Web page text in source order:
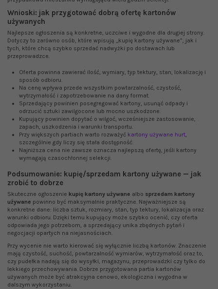
Wnioski: jak przygotować dobrą ofertę kartonów
używanych
Najlepsze ogłoszenia są konkretne, uczciwe i wygodne dla drugiej strony.
Dotyczy to zarówno osób, które wpisują „kupię kartony używane”, jak i
tych, które chcą szybko sprzedać nadwyżki po dostawach lub
przeprowadzce.
Oferta powinna zawierać ilość, wymiary, typ tektury, stan, lokalizację i
sposób odbioru.
Na cenę wpływa przede wszystkim powtarzalność, czystość,
wytrzymałość i zapotrzebowanie na dany format.
Sprzedający powinien posegregować kartony, usunąć odpady i
odrzucić sztuki zawilgocone lub mocno uszkodzone.
Kupujący powinien dopytać o wilgoć, wcześniejsze zastosowanie,
zapach, uszkodzenia i warunki transportu.
Przy większych partiach warto rozważyć kartony używane hurt
szczególnie gdy liczy się stała dostępność.
Najniższa cena nie zawsze oznacza najlepszą ofertę, jeśli kartony
wymagają czasochłonnej selekcji.
Podsumowanie: kupię/sprzedam kartony używane — jak
zrobić to dobrze
Skuteczne ogłoszenie kupię kartony używane albo sprzedam kartony
używane powinno być maksymalnie praktyczne. Najważniejsze są
konkretne dane: liczba sztuk, rozmiary, stan, typ tektury, lokalizacja oraz
warunki odbioru. Dzięki temu kupujący może szybko ocenić, czy oferta
odpowiada jego potrzebom, a sprzedający unika zbędnych pytań i
negocjacji opartych na niejasnościach.
Przy wycenie nie warto kierować się wyłącznie liczbą kartonów. Znaczenie
mają czystość, suchość, powtarzalność wymiarów, wytrzymałość oraz to,
czy pudełka nadają się do wysyłki, magazynu, przeprowadzki czy tylko do
lekkiego przechowywania. Dobrze przygotowana partia kartonów
używanych może być atrakcyjna cenowo, ekologiczna i wygodna w
dalszym wykorzystaniu.